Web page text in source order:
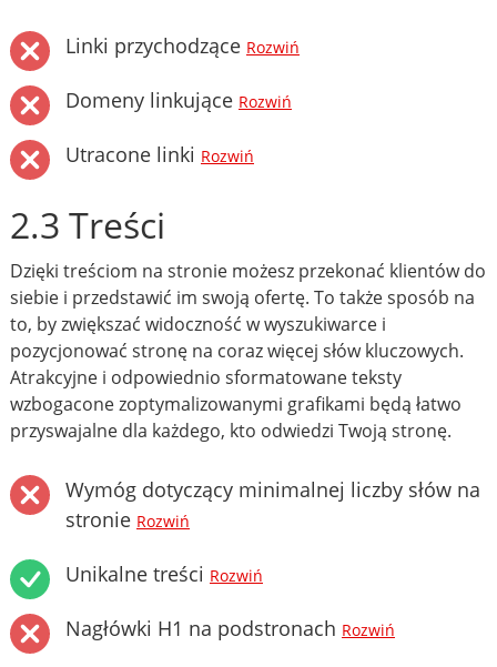
Linki przychodzące Rozwiń
Domeny linkujące Rozwiń
Utracone linki Rozwiń
2.3 Treści
Dzięki treściom na stronie możesz przekonać klientów do
siebie i przedstawić im swoją ofertę. To także sposób na
to, by zwiększać widoczność w wyszukiwarce i
pozycjonować stronę na coraz więcej słów kluczowych.
Atrakcyjne i odpowiednio sformatowane teksty
wzbogacone zoptymalizowanymi grafikami będą łatwo
przyswajalne dla każdego, kto odwiedzi Twoją stronę.
Wymóg dotyczący minimalnej liczby słów na
stronie Rozwiń
Unikalne treści Rozwiń
Nagłówki H1 na podstronach Rozwiń